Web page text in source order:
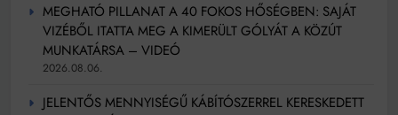
MEGHATÓ PILLANAT A 40 FOKOS HŐSÉGBEN: SAJÁT
VIZÉBŐL ITATTA MEG A KIMERÜLT GÓLYÁT A KÖZÚT
MUNKATÁRSA – VIDEÓ
2026.08.06.
JELENTŐS MENNYISÉGŰ KÁBÍTÓSZERREL KERESKEDETT